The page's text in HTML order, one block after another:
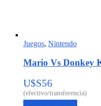
Juegos, Nintendo
Mario Vs Donkey
U$S56